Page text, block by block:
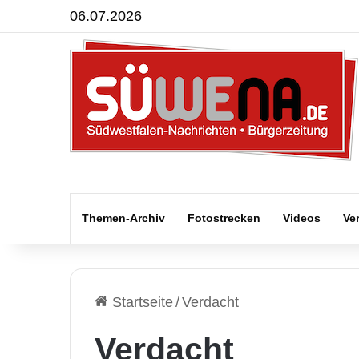
06.07.2026
Themen-Archiv Fotostrecken Videos
Startseite/Verdacht
Verdacht